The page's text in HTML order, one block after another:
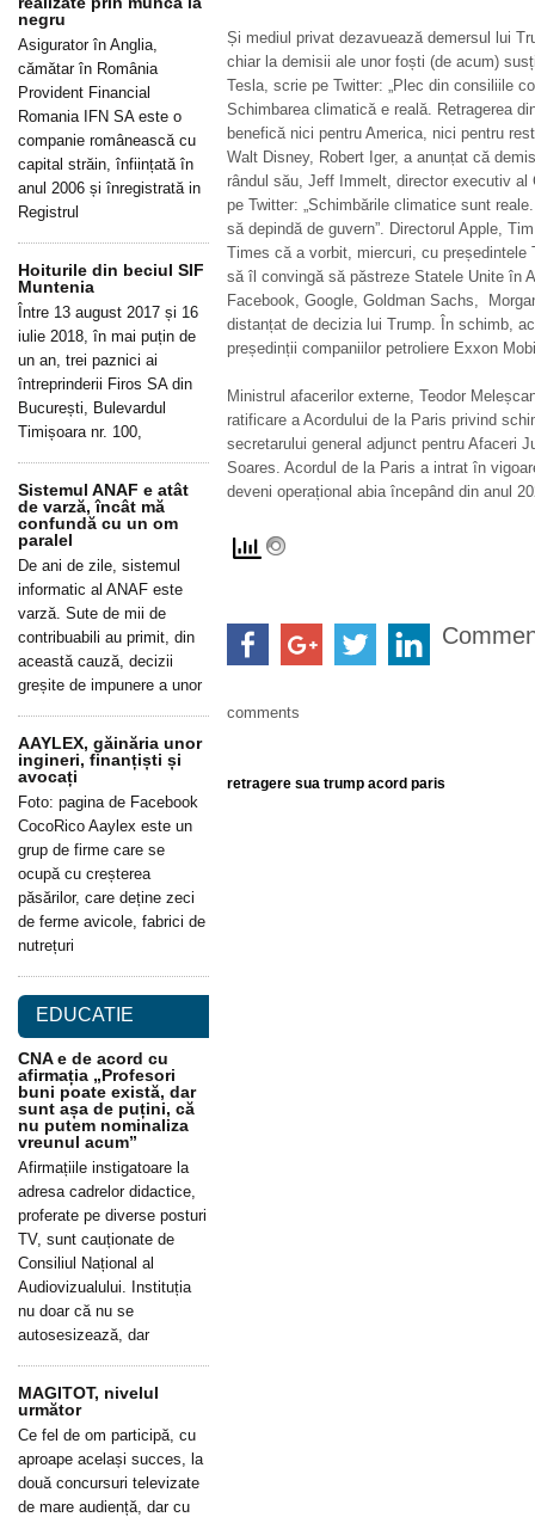
Și mediul privat dezavuează demersul lui
chiar la demisii ale unor foști (de acum)
Tesla, scrie pe Twitter: „Plec din consiliile
Schimbarea climatică e reală. Retragerea
benefică nici pentru America, nici pentru
Walt Disney, Robert Iger, a anunțat că
rândul său, Jeff Immelt, director executiv
pe Twitter: „Schimbările climatice sunt
să depindă de guvern”. Directorul Apple,
Times că a vorbit, miercuri, cu
să îl convingă să păstreze Statele Unite în
Facebook, Google, Goldman Sachs,
distanțat de decizia lui Trump. În schimb,
președinții companiilor petroliere Exxon
Ministrul afacerilor externe, Teodor
ratificare a Acordului de la Paris privind
secretarului general adjunct pentru Afaceri
Soares. Acordul de la Paris a intrat în
deveni operațional abia începând din anul
comments
retragere sua trump acord paris
negru
Asigurator în Anglia,
cămătar în România
Provident Financial
Romania IFN SA este o
companie românească cu
capital străin, înființată în
anul 2006 și înregistrată in
Registrul
Hoiturile din beciul SIF
Muntenia
Între 13 august 2017 și 16
iulie 2018, în mai puțin de
un an, trei paznici ai
întreprinderii Firos SA din
București, Bulevardul
Timișoara nr. 100,
Sistemul ANAF e atât
de varză, încât mă
confundă cu un om
paralel
De ani de zile, sistemul
informatic al ANAF este
varză. Sute de mii de
contribuabili au primit, din
această cauză, decizii
greșite de impunere a unor
AAYLEX, găinăria unor
ingineri, finanțiști și
avocați
Foto: pagina de Facebook
CocoRico Aaylex este un
grup de firme care se
ocupă cu creșterea
păsărilor, care deține zeci
de ferme avicole, fabrici de
nutrețuri
EDUCATIE
CNA e de acord cu
afirmația „Profesori
buni poate există, dar
sunt așa de puțini, că
nu putem nominaliza
vreunul acum”
Afirmațiile instigatoare la
adresa cadrelor didactice,
proferate pe diverse posturi
TV, sunt cauționate de
Consiliul Național al
Audiovizualului. Instituția
nu doar că nu se
autosesizează, dar
MAGITOT, nivelul
următor
Ce fel de om participă, cu
aproape același succes, la
două concursuri televizate
de mare audiență, dar cu